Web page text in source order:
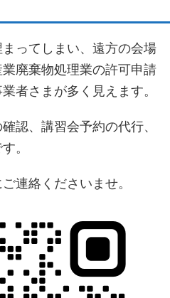
ってしまい、遠方の会場
廃棄物処理業の許可申請
者さまが多く見えます。
認、講習会予約の代行、
。
連絡くださいませ。